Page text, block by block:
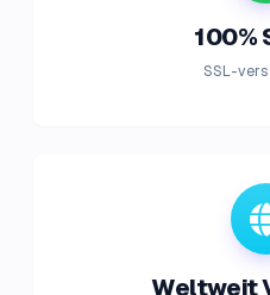
100%
SSL-
Weltweit